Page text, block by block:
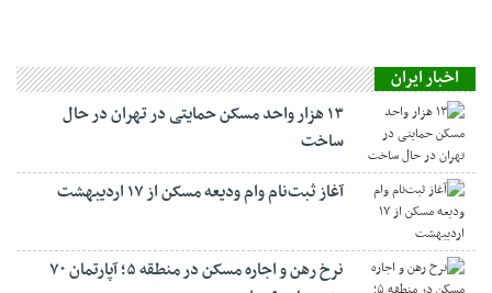
اخبار ایران
۱۳ هزار واحد مسکن حمایتی در تهران در حال
ساخت
آغاز ثبت‌نام وام ودیعه مسکن از ۱۷ اردیبهشت
نرخ‌ رهن و اجاره مسکن در منطقه ۵؛ آپارتمان ۷۰